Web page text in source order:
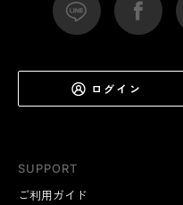
SUPPORT
ご利用ガイド
ログイン